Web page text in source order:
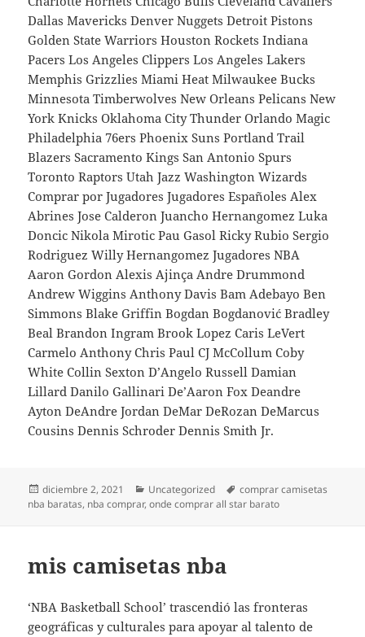
Dallas Mavericks Denver Nuggets Detroit Pistons
Golden State Warriors Houston Rockets Indiana
Pacers Los Angeles Clippers Los Angeles Lakers
Memphis Grizzlies Miami Heat Milwaukee Bucks
Minnesota Timberwolves New Orleans Pelicans New
York Knicks Oklahoma City Thunder Orlando Magic
Philadelphia 76ers Phoenix Suns Portland Trail
Blazers Sacramento Kings San Antonio Spurs
Toronto Raptors Utah Jazz Washington Wizards
Comprar por Jugadores Jugadores Españoles Alex
Abrines Jose Calderon Juancho Hernangomez Luka
Doncic Nikola Mirotic Pau Gasol Ricky Rubio Sergio
Rodriguez Willy Hernangomez Jugadores NBA
Aaron Gordon Alexis Ajinça Andre Drummond
Andrew Wiggins Anthony Davis Bam Adebayo Ben
Simmons Blake Griffin Bogdan Bogdanović Bradley
Beal Brandon Ingram Brook Lopez Caris LeVert
Carmelo Anthony Chris Paul CJ McCollum Coby
White Collin Sexton D’Angelo Russell Damian
Lillard Danilo Gallinari De’Aaron Fox Deandre
Ayton DeAndre Jordan DeMar DeRozan DeMarcus
Cousins Dennis Schroder Dennis Smith Jr.
Publicado
el
diciembre 2, 2021 Categorías
Uncategorized Etiquetas
comprar camisetas
nba baratas, nba comprar,onde comprar all star barato
mis camisetas nba
‘NBA Basketball School’ trascendió las fronteras
geográficas y culturales para apoyar al talento de